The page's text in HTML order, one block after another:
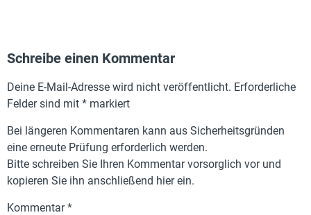
Schreibe einen Kommentar
Deine E-Mail-Adresse wird nicht veröffentlicht. Erforderliche
Felder sind mit * markiert
Bei längeren Kommentaren kann aus Sicherheitsgründen
eine erneute Prüfung erforderlich werden.
Bitte schreiben Sie Ihren Kommentar vorsorglich vor und
kopieren Sie ihn anschließend hier ein.
Kommentar*